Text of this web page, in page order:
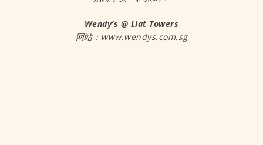
Wendy’s @ Liat Towers
网站：www.wendys.com.sg